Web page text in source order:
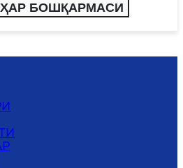
БОШҚАРМАСИ